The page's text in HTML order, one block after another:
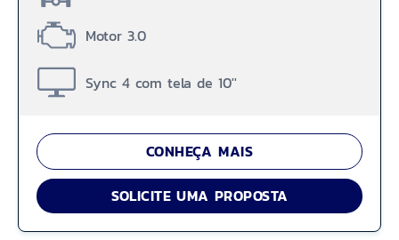
Motor 3.0
Sync 4 com tela de 10''
CONHEÇA MAIS
SOLICITE UMA PROPOSTA